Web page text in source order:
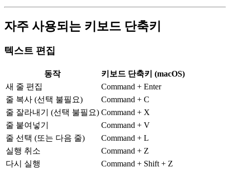
자주 사용되는 키보드 단축키
텍스트 편집
동작
키보드 단축키 (macOS)
새 줄 편집
Command + Enter
줄 복사 (선택 불필요)
Command + C
줄 잘라내기 (선택 불필요) Command + X
줄 붙여넣기
Command + V
줄 선택 (또는 다음 줄)
Command + L
실행 취소
Command + Z
다시 실행
Command + Shift + Z